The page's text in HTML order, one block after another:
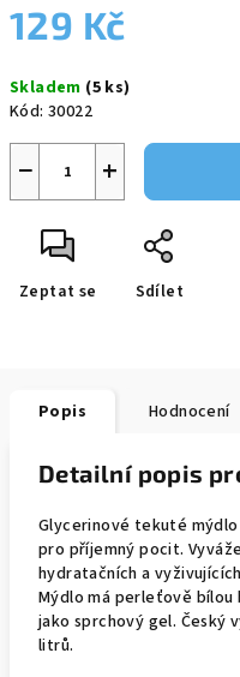
129 Kč
cena:
Skladem (5 ks)
Kód: 30022
+
−
Zeptat se Sdílet
Popis Hodnocení
Detailní popis
Glycerinové tekuté mýdlo
pro příjemný pocit.
hydratačních a
Mýdlo má perleťově
jako sprchový gel. Český
litrů.